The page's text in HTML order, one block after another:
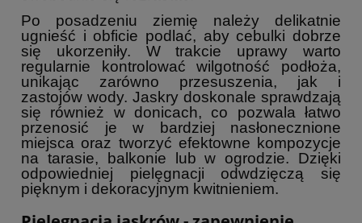
Po posadzeniu ziemię należy delikatnie
ugnieść i obficie podlać, aby cebulki dobrze
się ukorzeniły. W trakcie uprawy warto
regularnie kontrolować wilgotność podłoża,
unikając zarówno przesuszenia, jak i
zastojów wody. Jaskry doskonale sprawdzają
się również w donicach, co pozwala łatwo
przenosić je w bardziej nasłonecznione
miejsca oraz tworzyć efektowne kompozycje
na tarasie, balkonie lub w ogrodzie. Dzięki
odpowiedniej pielęgnacji odwdzięczą się
pięknym i dekoracyjnym kwitnieniem.